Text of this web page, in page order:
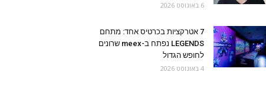
6 באוגוסט 2026
7 אטרקציות בכרטיס אחד: מתחם
LEGENDS נפתח ב-meex שרונים
לחופש הגדול
4 באוגוסט 2026